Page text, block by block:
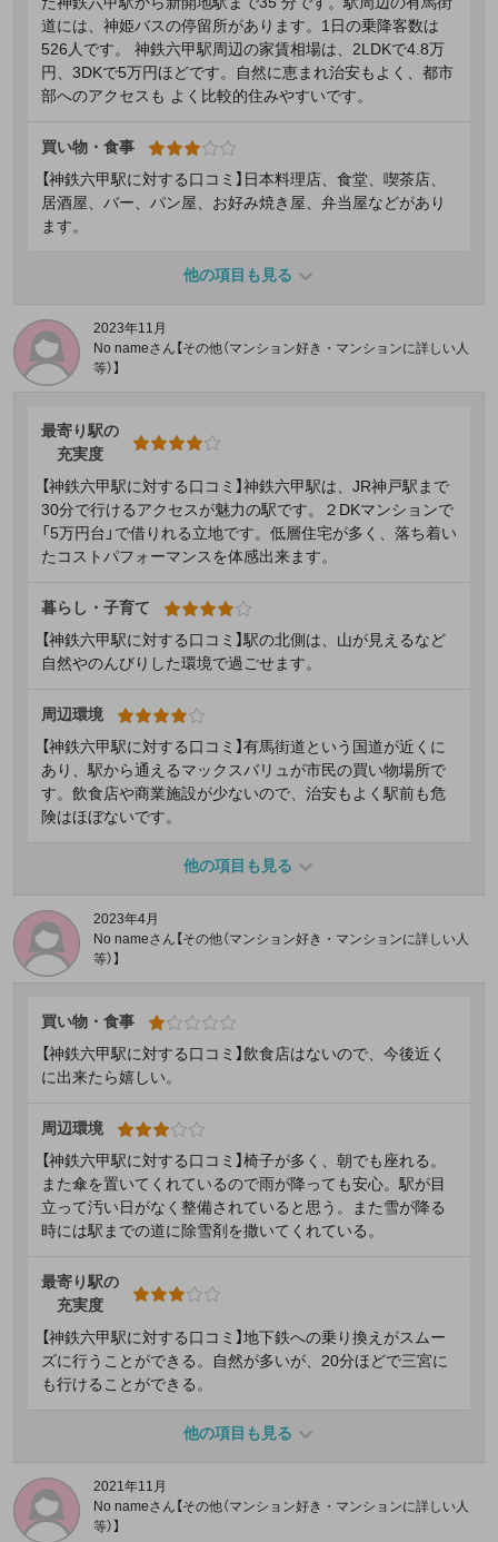
道には、神姫バスの停留所があります。1日の乗降客数は
526人です。 神鉄六甲駅周辺の家賃相場は、2LDKで4.8万
円、3DKで5万円ほどです。自然に恵まれ治安もよく、都市
部へのアクセスも よく比較的住みやすいです。
買い物・食事
【神鉄六甲駅に対する口コミ】日本料理店、食堂、喫茶店、
居酒屋、バー、パン屋、お好み焼き屋、弁当屋などがあり
ます。
他の項目も見る
2023年11月
No nameさん【その他（マンション好き・マンションに詳しい人
等）】
最寄り駅の
充実度
【神鉄六甲駅に対する口コミ】神鉄六甲駅は、JR神戸駅まで
30分で行けるアクセスが魅力の駅です。２DKマンションで
「5万円台」で借りれる立地です。低層住宅が多く、落ち着い
たコストパフォーマンスを体感出来ます。
暮らし・子育て
【神鉄六甲駅に対する口コミ】駅の北側は、山が見えるなど
自然やのんびりした環境で過ごせます。
周辺環境
【神鉄六甲駅に対する口コミ】有馬街道という国道が近くに
あり、駅から通えるマックスバリュが市民の買い物場所で
す。飲食店や商業施設が少ないので、治安もよく駅前も危
険はほぼないです。
他の項目も見る
2023年4月
No nameさん【その他（マンション好き・マンションに詳しい人
等）】
買い物・食事
【神鉄六甲駅に対する口コミ】飲食店はないので、今後近く
に出来たら嬉しい。
周辺環境
【神鉄六甲駅に対する口コミ】椅子が多く、朝でも座れる。
また傘を置いてくれているので雨が降っても安心。駅が目
立って汚い日がなく整備されていると思う。また雪が降る
時には駅までの道に除雪剤を撒いてくれている。
最寄り駅の
充実度
【神鉄六甲駅に対する口コミ】地下鉄への乗り換えがスムー
ズに行うことができる。自然が多いが、20分ほどで三宮に
も行けることができる。
他の項目も見る
2021年11月
No nameさん【その他（マンション好き・マンションに詳しい人
等）】